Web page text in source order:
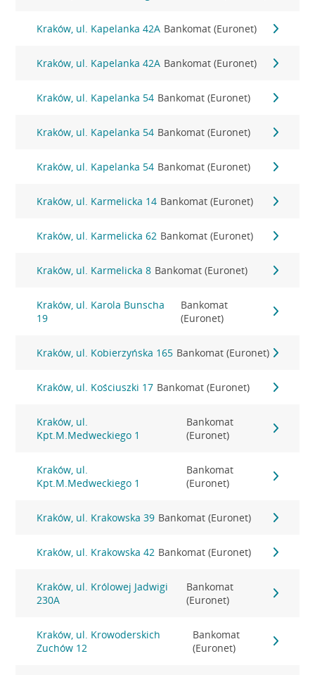
Kraków, ul. Kapelanka 42A Bankomat (Euronet)
Kraków, ul. Kapelanka 42A Bankomat (Euronet)
Kraków, ul. Kapelanka 54 Bankomat (Euronet)
Kraków, ul. Kapelanka 54 Bankomat (Euronet)
Kraków, ul. Kapelanka 54 Bankomat (Euronet)
Kraków, ul. Karmelicka 14 Bankomat (Euronet)
Kraków, ul. Karmelicka 62 Bankomat (Euronet)
Kraków, ul. Karmelicka 8 Bankomat (Euronet)
Kraków, ul. Karola Bunscha
19
Bankomat
(Euronet)
Kraków, ul. Kobierzyńska 165 Bankomat (Euronet)
Kraków, ul. Kościuszki 17 Bankomat (Euronet)
Kraków, ul.
Kpt.M.Medweckiego 1
Bankomat
(Euronet)
Kraków, ul.
Kpt.M.Medweckiego 1
Bankomat
(Euronet)
Kraków, ul. Krakowska 39 Bankomat (Euronet)
Kraków, ul. Krakowska 42 Bankomat (Euronet)
Kraków, ul. Królowej Jadwigi
230A
Bankomat
(Euronet)
Kraków, ul. Krowoderskich
Zuchów 12
Bankomat
(Euronet)